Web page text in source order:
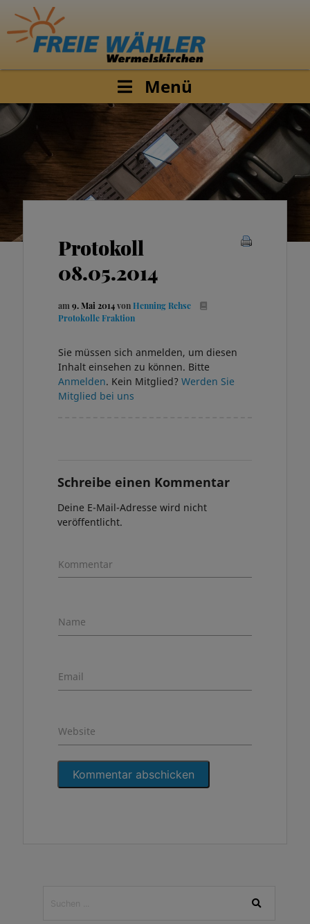
Menü
Protokoll
08.05.2014
am 9. Mai 2014von Henning Rehse
Protokolle Fraktion
Sie müssen sich anmelden, um diesen
Inhalt einsehen zu können. Bitte
Anmelden. Kein Mitglied? Werden Sie
Mitglied bei uns
Schreibe einen Kommentar
Deine E-Mail-Adresse wird nicht
veröffentlicht.
Kommentar
Name
Email
Website